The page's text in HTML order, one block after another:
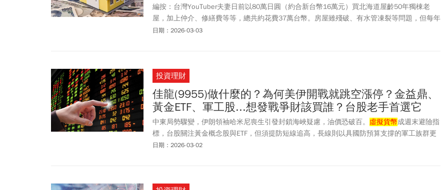
編按：台灣YouTuber夫妻日前以80萬日圓（約合新台幣16萬元）買北海道屋齡50年獨棟老
屋，加上仲介、修繕費等等，總共約花費37萬台幣。房屋雖殘破、有水管凍裂等問題，但每年
固定資產税僅約4千元台幣。便宜的背後暗藏風險，本書作者TiN是旅居東京十餘年、有日本不
日期：2026-03-03
投資理財
佳龍(9955)做什麼的？為何美伊開戰就跳空漲停？金益鼎、
黃金ETF、軍工股...想發戰爭財該買誰？台股老手首選它
中東局勢驟變，伊朗領袖哈米尼喪生引發封鎖海峽疑慮，油價恐破百。 虛擬貨幣成週末避險指
標，台股關注黃金概念股與ETF，但須提防短線追高，長線則以具國防預算支撐的軍工族群更
具潛力。
日期：2026-03-02